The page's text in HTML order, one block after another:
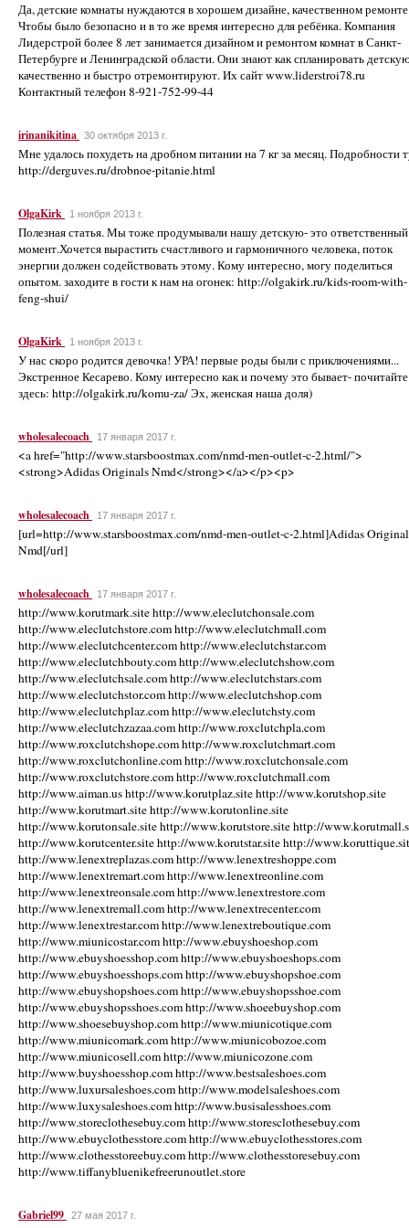
Да, детские комнаты нуждаются в хорошем дизайне, качественном
Чтобы было безопасно и в то же время интересно для ребёнка. Компания
Лидерстрой более 8 лет занимается дизайном и ремонтом комнат в Санкт-
Петербурге и Ленинградской области. Они знают как спланировать
качественно и быстро отремонтируют. Их сайт www.liderstroi78.ru
Контактный телефон 8-921-752-99-44
irinanikitina 30 октября 2013 г.
Мне удалось похудеть на дробном питании на 7 кг за месяц. Подробности
http://derguves.ru/drobnoe-pitanie.html
OlgaKirk 1 ноября 2013 г.
Полезная статья. Мы тоже продумывали нашу детскую- это ответственный
момент.Хочется вырастить счастливого и гармоничного человека, поток
энергии должен содействовать этому. Кому интересно, могу поделиться
опытом. заходите в гости к нам на огонек: http://olgakirk.ru/kids-room-with-
feng-shui/
OlgaKirk 1 ноября 2013 г.
У нас скоро родится девочка! УРА! первые роды были с приключениями...
Экстренное Кесарево. Кому интересно как и почему это бывает- почитайте
здесь: http://olgakirk.ru/komu-za/ Эх, женская наша доля)
wholesalecoach 17 января 2017 г.
<a href="http://www.starsboostmax.com/nmd-men-outlet-c-2.html/">
<strong>Adidas Originals Nmd</strong></a></p><p>
wholesalecoach 17 января 2017 г.
[url=http://www.starsboostmax.com/nmd-men-outlet-c-2.html]Adidas
Nmd[/url]
wholesalecoach 17 января 2017 г.
http://www.korutmark.site http://www.eleclutchonsale.com
http://www.eleclutchstore.com http://www.eleclutchmall.com
http://www.eleclutchcenter.com http://www.eleclutchstar.com
http://www.eleclutchbouty.com http://www.eleclutchshow.com
http://www.eleclutchsale.com http://www.eleclutchstars.com
http://www.eleclutchstor.com http://www.eleclutchshop.com
http://www.eleclutchplaz.com http://www.eleclutchsty.com
http://www.eleclutchzazaa.com http://www.roxclutchpla.com
http://www.roxclutchshope.com http://www.roxclutchmart.com
http://www.roxclutchonline.com http://www.roxclutchonsale.com
http://www.roxclutchstore.com http://www.roxclutchmall.com
http://www.aiman.us http://www.korutplaz.site http://www.korutshop.site
http://www.korutmart.site http://www.korutonline.site
http://www.korutonsale.site http://www.korutstore.site http://
http://www.korutcenter.site http://www.korutstar.site http://
http://www.lenextreplazas.com http://www.lenextreshoppe.com
http://www.lenextremart.com http://www.lenextreonline.com
http://www.lenextreonsale.com http://www.lenextrestore.com
http://www.lenextremall.com http://www.lenextrecenter.com
http://www.lenextrestar.com http://www.lenextreboutique.com
http://www.miunicostar.com http://www.ebuyshoeshop.com
http://www.ebuyshoesshop.com http://www.ebuyshoeshops.com
http://www.ebuyshoesshops.com http://www.ebuyshopshoe.com
http://www.ebuyshopshoes.com http://www.ebuyshopsshoe.com
http://www.ebuyshopsshoes.com http://www.shoeebuyshop.com
http://www.shoesebuyshop.com http://www.miunicotique.com
http://www.miunicomark.com http://www.miunicobozoe.com
http://www.miunicosell.com http://www.miunicozone.com
http://www.buyshoesshop.com http://www.bestsaleshoes.com
http://www.luxursaleshoes.com http://www.modelsaleshoes.com
http://www.luxysaleshoes.com http://www.busisalesshoes.com
http://www.storeclothesebuy.com http://www.storesclothesebuy.com
http://www.ebuyclothesstore.com http://www.ebuyclothesstores.com
http://www.clothesstoreebuy.com http://www.clothesstoresebuy.com
http://www.tiffanybluenikefreerunoutlet.store
Gabriel99 27 мая 2017 г.